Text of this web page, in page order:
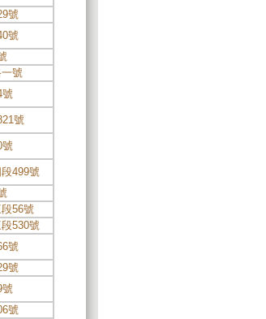
號
號
號
號
號
號
499號
56號
530號
號
號
號
號